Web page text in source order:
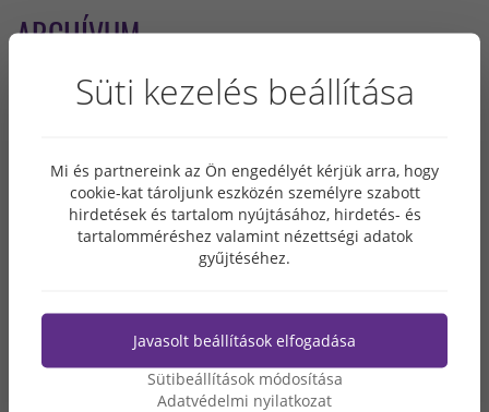
ARCHÍVUM
2022. JÚLIUS
2021. DECEMBER
2021. OKTÓBER
2021. JÚLIUS
2020. DECEMBER
2020. NOVEMBER
2020. OKTÓBER
2020. SZEPTEMBER
Süti kezelés beállítása
Mi és partnereink az Ön engedélyét kérjük arra, hogy
cookie-kat tároljunk eszközén személyre szabott
hirdetések és tartalom nyújtásához, hirdetés- és
tartalomméréshez valamint nézettségi adatok
gyűjtéséhez.
Javasolt beállítások elfogadása
Sütibeállítások módosítása
Adatvédelmi nyilatkozat